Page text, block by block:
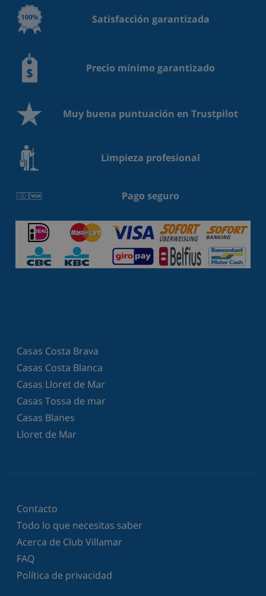
Satisfacción garantizada
Precio mínimo garantizado
Muy buena puntuación en Trustpilot
Limpieza profesional
Pago seguro
Casas Costa Brava
Casas Costa Blanca
Casas Lloret de Mar
Casas Tossa de mar
Casas Blanes
Lloret de Mar
Contacto
Todo lo que necesitas saber
Acerca de Club Villamar
FAQ
Política de privacidad